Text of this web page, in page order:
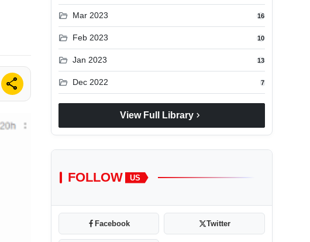
share
folder_open Mar 2023 16
folder_open Feb 2023 10
folder_open Jan 2023 13
folder_open Dec 2022 7
View Full Library chevron_right
FOLLOW US
Facebook Twitter